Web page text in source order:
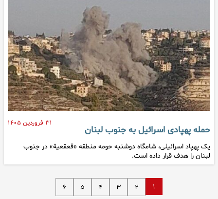
۳۱ فروردین ۱۴۰۵
حمله پهپادی اسرائیل به جنوب لبنان
یک پهپاد اسرائیلی، شامگاه دوشنبه حومه منطقه «قعقعیة» در جنوب
لبنان را هدف قرار داده است.
۱ ۲ ۳ ۴ ۵ ۶